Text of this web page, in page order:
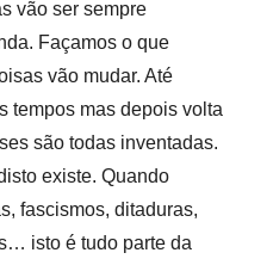
vão ser sempre
Façamos o que
vão mudar. Até
tempos mas depois volta
são todas inventadas.
existe. Quando
fascismos, ditaduras,
isto é tudo parte da